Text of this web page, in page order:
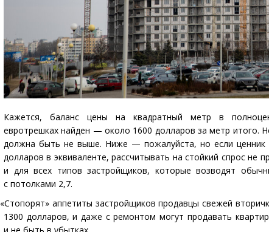
Кажется, баланс цены на квадратный метр в
евротрешках найден — около 1600 долларов за метр итого.
должна быть не выше. Ниже — пожалуйста, но если ценник
долларов в эквиваленте, рассчитывать на стойкий спрос не
и для всех типов застройщиков, которые возводят
с потолками 2,7.
«Стопорят» аппетиты застройщиков продавцы свежей
1300 долларов, и даже с ремонтом могут продавать